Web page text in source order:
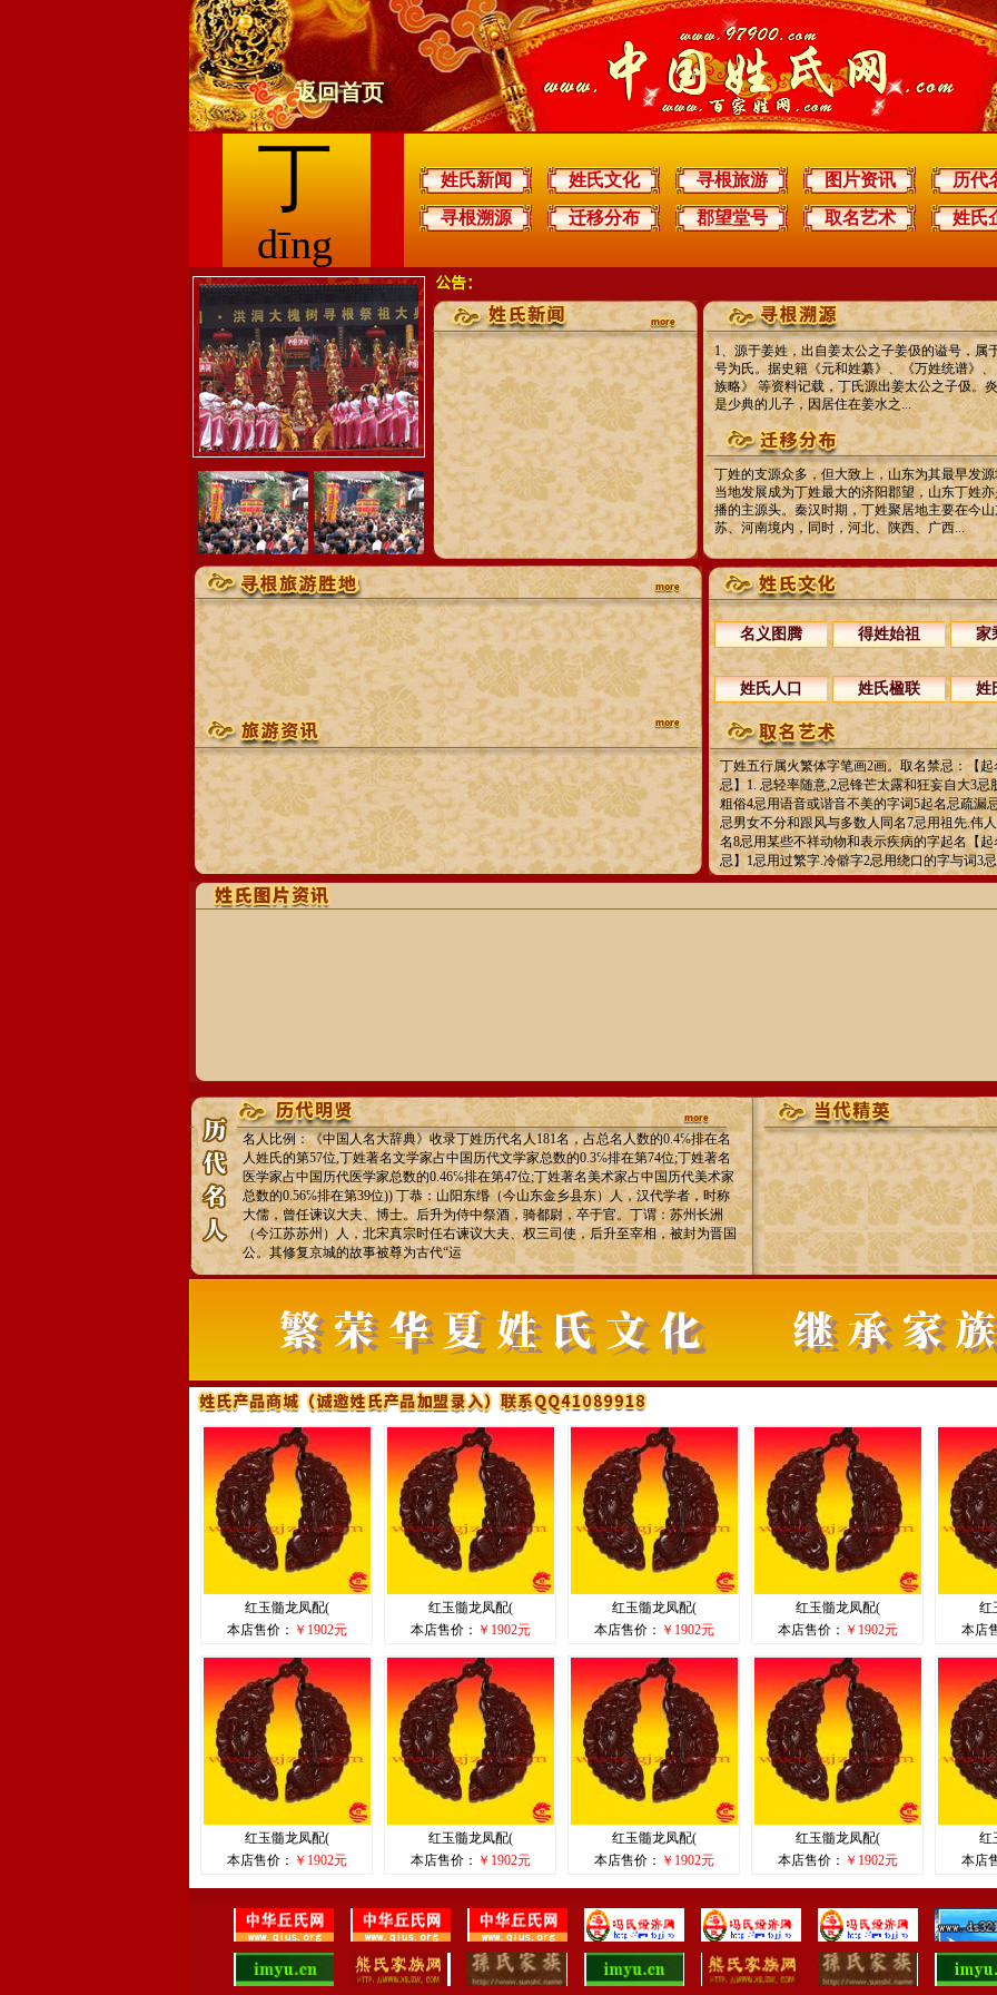
返回首页
丁
dīng
姓氏新闻 姓氏文化 寻根旅游 图片资讯
历代
寻根溯源
迁移分布 郡望堂号 取名艺术 姓氏
1、源于姜姓，出自姜太公之子姜伋的谥号，属
号为氏。据史籍《元和姓纂》、《万姓统谱》、
族略》 等资料记载，丁氏源出姜太公之子伋。
是少典的儿子，因居住在姜水之...
丁姓的支源众多，但大致上，山东为其最早发
当地发展成为丁姓最大的济阳郡望，山东丁姓
播的主源头。秦汉时期，丁姓聚居地主要在今
苏、河南境内，同时，河北、陕西、广西...
名义图腾 得姓始祖 家
姓氏人口 姓氏楹联 姓
丁姓五行属火繁体字笔画2画。取名禁忌：【
忌】1. 忌轻率随意,2忌锋芒太露和狂妄自大3忌
粗俗4忌用语音或谐音不美的字词5起名忌疏漏
忌男女不分和跟风与多数人同名7忌用祖先.伟
名8忌用某些不祥动物和表示疾病的字起名【
忌】1忌用过繁字.冷僻字2忌用绕口的字与词3
名人比例：《中国人名大辞典》收录丁姓历代名人181名，占总名人数的0.4℅排在名
人姓氏的第57位,丁姓著名文学家占中国历代文学家总数的0.3℅排在第74位;丁姓著名
医学家占中国历代医学家总数的0.46℅排在第47位;丁姓著名美术家占中国历代美术家
总数的0.56℅排在第39位)) 丁恭：山阳东缗（今山东金乡县东）人，汉代学者，时称
大儒，曾任谏议大夫、博士。后升为侍中祭酒，骑都尉，卒于官。丁谓：苏州长洲
（今江苏苏州）人，北宋真宗时任右谏议大夫、权三司使，后升至宰相，被封为晋国
公。其修复京城的故事被尊为古代“运
红玉髓龙凤配(
本店售价： ￥1902元
红玉髓龙凤配(
本店售价： ￥1902元
红玉髓龙凤配(
本店售价： ￥1902元
红玉髓龙凤配(
本店售价： ￥1902元
红
本店
红玉髓龙凤配(
本店售价： ￥1902元
红玉髓龙凤配(
本店售价： ￥1902元
红玉髓龙凤配(
本店售价： ￥1902元
红玉髓龙凤配(
本店售价： ￥1902元
红
本店